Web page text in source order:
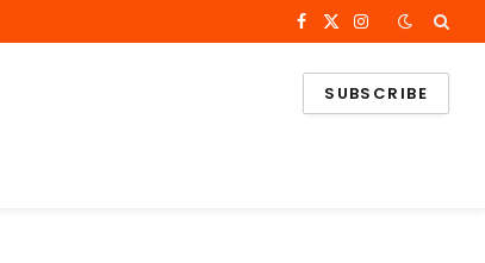
Facebook
X
Instagram
SUBSCRIBE